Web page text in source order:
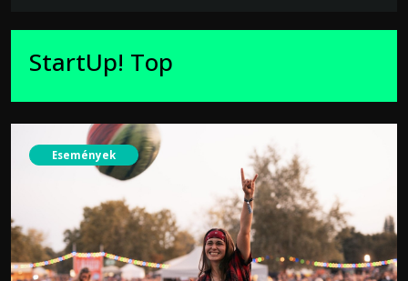
StartUp! Top
Események